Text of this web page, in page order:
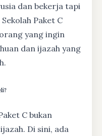
dan bekerja tapi
Paket C
yang ingin
dan ijazah yang
C bukan
Di sini, ada